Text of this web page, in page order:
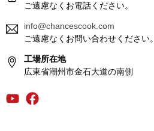
ご遠慮なくお電話ください。
info@chancescook.com
ご遠慮なくお問い合わせください。
工場所在地
広東省潮州市金石大道の南側